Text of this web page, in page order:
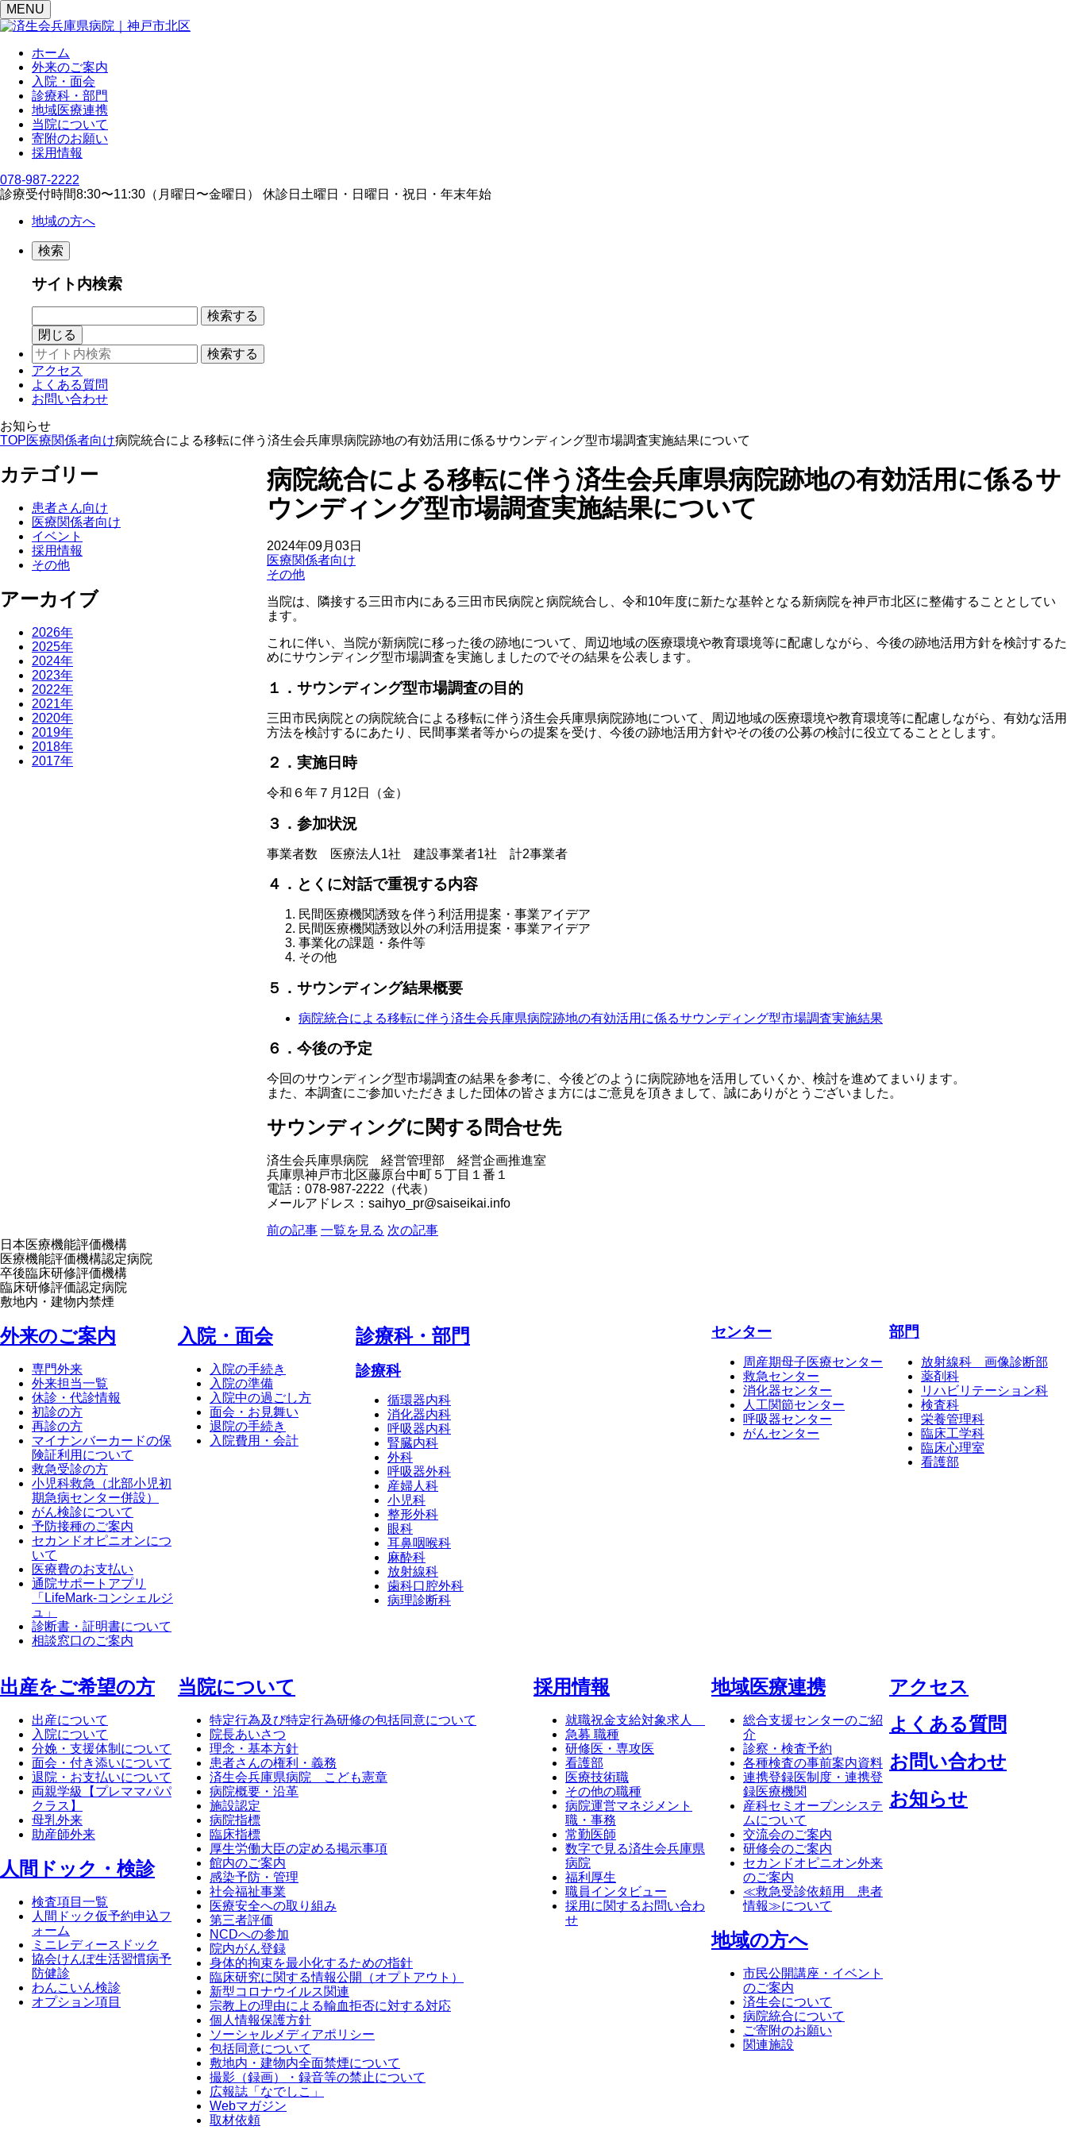
MENU
ホーム
外来のご案内
入院・面会
診療科・部門
地域医療連携
当院について
寄附のお願い
採用情報
078-987-2222
診療受付時間8:30〜11:30（⽉曜⽇〜⾦曜⽇） 休診日 ⼟曜⽇・⽇曜⽇・祝⽇・年末年始
地域の方へ
検索
サイト内検索
閉じる
アクセス
よくある質問
お問い合わせ
お知らせ
TOP医療関係者向け病院統合による移転に伴う済生会兵庫県病院跡地の有効活用に係るサウンディング型市場調査実施結果について
カテゴリー
患者さん向け
医療関係者向け
イベント
採用情報
その他
アーカイブ
2026年
2025年
2024年
2023年
2022年
2021年
2020年
2019年
2018年
2017年
病院統合による移転に伴う済生会兵庫県病院跡地の有効活用に係るサ
ウンディング型市場調査実施結果について
2024年09月03日
医療関係者向け
その他
当院は、隣接する三田市内にある三田市民病院と病院統合し、令和10年度に新たな基幹となる新病院を神戸市北区に整備することとしてい
ます。
これに伴い、当院が新病院に移った後の跡地について、周辺地域の医療環境や教育環境等に配慮しながら、今後の跡地活用方針を検討するた
めにサウンディング型市場調査を実施しましたのでその結果を公表します。
１．サウンディング型市場調査の目的
三田市民病院との病院統合による移転に伴う済生会兵庫県病院跡地について、周辺地域の医療環境や教育環境等に配慮しながら、有効な活用
方法を検討するにあたり、民間事業者等からの提案を受け、今後の跡地活用方針やその後の公募の検討に役立てることとします。
２．実施日時
令和６年７月12日（金）
３．参加状況
事業者数 医療法人1社 建設事業者1社 計2事業者
４．とくに対話で重視する内容
民間医療機関誘致を伴う利活用提案・事業アイデア
民間医療機関誘致以外の利活用提案・事業アイデア
事業化の課題・条件等
その他
５．サウンディング結果概要
病院統合による移転に伴う済生会兵庫県病院跡地の有効活用に係るサウンディング型市場調査実施結果
６．今後の予定
今回のサウンディング型市場調査の結果を参考に、今後どのように病院跡地を活用していくか、検討を進めてまいります。
また、本調査にご参加いただきました団体の皆さま方にはご意見を頂きまして、誠にありがとうございました。
サウンディングに関する問合せ先
済生会兵庫県病院 経営管理部 経営企画推進室
兵庫県神戸市北区藤原台中町５丁目１番１
電話：078-987-2222（代表）
メールアドレス：saihyo_pr@saiseikai.info
前の記事 一覧を見る 次の記事
日本医療機能評価機構
医療機能評価機構認定病院
卒後臨床研修評価機構
臨床研修評価認定病院
敷地内・建物内禁煙
外来のご案内
専門外来
外来担当一覧
休診・代診情報
初診の方
再診の方
マイナンバーカードの保
険証利用について
救急受診の方
小児科救急（北部小児初
期急病センター併設）
がん検診について
予防接種のご案内
セカンドオピニオンにつ
いて
医療費のお支払い
通院サポートアプリ
「LifeMark-コンシェルジ
ュ」
診断書・証明書について
相談窓口のご案内
⼊院・⾯会
入院の手続き
入院の準備
入院中の過ごし方
面会・お見舞い
退院の手続き
入院費用・会計
診療科・部⾨
診療科
循環器内科
消化器内科
呼吸器内科
腎臓内科
外科
呼吸器外科
産婦人科
小児科
整形外科
眼科
耳鼻咽喉科
麻酔科
放射線科
歯科口腔外科
病理診断科
センター
周産期母子医療センター
救急センター
消化器センター
人工関節センター
呼吸器センター
がんセンター
部門
放射線科 画像診断部
薬剤科
リハビリテーション科
検査科
栄養管理科
臨床工学科
臨床心理室
看護部
出産をご希望の方
出産について
入院について
分娩・支援体制について
面会・付き添いについて
退院・お支払いについて
両親学級【プレママパパ
クラス】
母乳外来
助産師外来
⼈間ドック・検診
検査項目一覧
人間ドック仮予約申込フ
ォーム
ミニレディースドック
協会けんぽ生活習慣病予
防健診
わんこいん検診
オプション項目
当院について
特定行為及び特定行為研修の包括同意について
院長あいさつ
理念・基本方針
患者さんの権利・義務
済生会兵庫県病院 こども憲章
病院概要・沿革
施設認定
病院指標
臨床指標
厚生労働大臣の定める掲示事項
館内のご案内
感染予防・管理
社会福祉事業
医療安全への取り組み
第三者評価
NCDへの参加
院内がん登録
身体的拘束を最小化するための指針
臨床研究に関する情報公開（オプトアウト）
新型コロナウイルス関連
宗教上の理由による輸血拒否に対する対応
個人情報保護方針
ソーシャルメディアポリシー
包括同意について
敷地内・建物内全面禁煙について
撮影（録画）・録音等の禁止について
広報誌「なでしこ」
Webマガジン
取材依頼
採⽤情報
就職祝金支給対象求人
急募 職種
研修医・専攻医
看護部
医療技術職
その他の職種
病院運営マネジメント
職・事務
常勤医師
数字で見る済生会兵庫県
病院
福利厚生
職員インタビュー
採用に関するお問い合わ
せ
地域医療連携
総合支援センターのご紹
介
診察・検査予約
各種検査の事前案内資料
連携登録医制度・連携登
録医療機関
産科セミオープンシステ
ムについて
交流会のご案内
研修会のご案内
セカンドオピニオン外来
のご案内
≪救急受診依頼用 患者
情報≫について
地域の方へ
市民公開講座・イベント
のご案内
済生会について
病院統合について
ご寄附のお願い
関連施設
アクセス
よくある質問
お問い合わせ
お知らせ